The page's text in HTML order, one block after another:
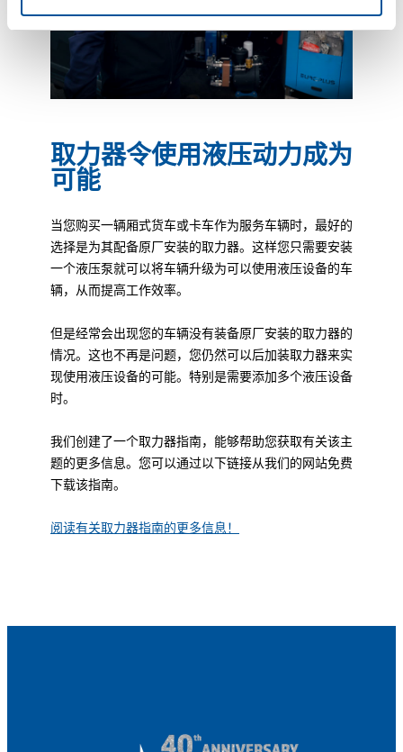
取力器令使用液压动力成为
可能
当您购买一辆厢式货车或卡车作为服务车辆时，最好的
选择是为其配备原厂安装的取力器。这样您只需要安装
一个液压泵就可以将车辆升级为可以使用液压设备的车
辆，从而提高工作效率。
但是经常会出现您的车辆没有装备原厂安装的取力器的
情况。这也不再是问题，您仍然可以后加装取力器来实
现使用液压设备的可能。特别是需要添加多个液压设备
时。
我们创建了一个取力器指南，能够帮助您获取有关该主
题的更多信息。您可以通过以下链接从我们的网站免费
下载该指南。
阅读有关取力器指南的更多信息！